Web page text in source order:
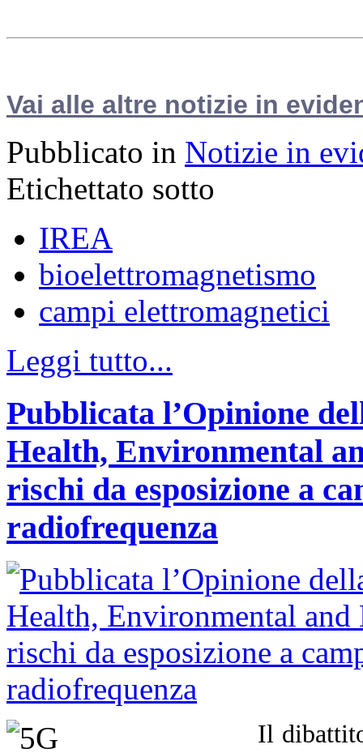
Vai alle altre notizie in
Pubblicato in Notizie in
Etichettato sotto
IREA
bioelettromagnetismo
campi elettromagnetici
Leggi tutto...
Pubblicata l’Opinione
Health, Environmental
rischi da esposizione a
radiofrequenza
Il